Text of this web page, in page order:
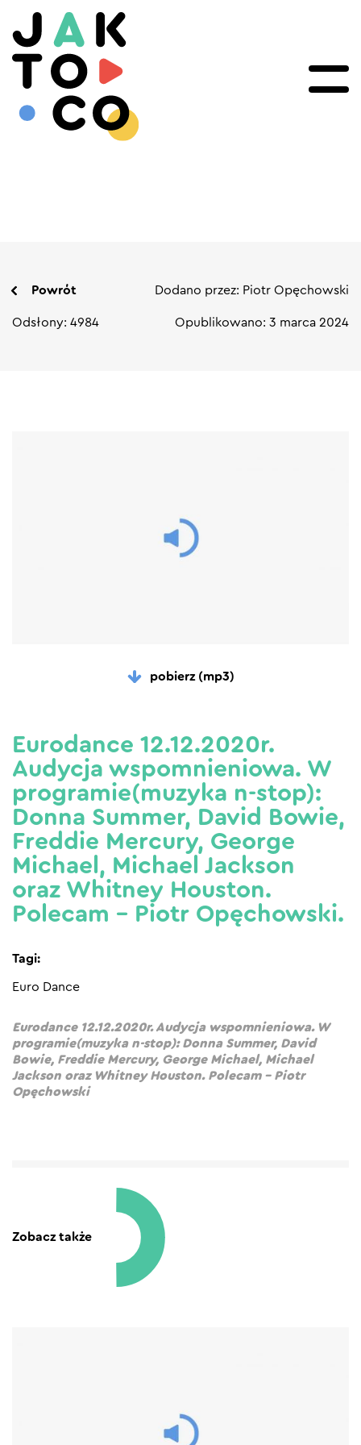
Powrót Dodano przez: Piotr Opęchowski
Odsłony: 4984 Opublikowano: 3 marca 2024
pobierz (mp3)
Eurodance 12.12.2020r.
Audycja wspomnieniowa. W
programie(muzyka n-stop):
Donna Summer, David Bowie,
Freddie Mercury, George
Michael, Michael Jackson
oraz Whitney Houston.
Polecam – Piotr Opęchowski.
Tagi:
Euro Dance
Eurodance 12.12.2020r. Audycja wspomnieniowa. W
programie(muzyka n-stop): Donna Summer, David
Bowie, Freddie Mercury, George Michael, Michael
Jackson oraz Whitney Houston. Polecam – Piotr
Opęchowski
Zobacz także